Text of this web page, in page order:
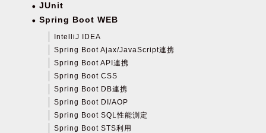
JUnit
Spring Boot WEB
IntelliJ IDEA
Spring Boot Ajax/JavaScript連携
Spring Boot API連携
Spring Boot CSS
Spring Boot DB連携
Spring Boot DI/AOP
Spring Boot SQL性能測定
Spring Boot STS利用